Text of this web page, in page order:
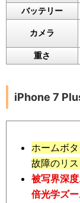
バッテリー
カメラ
重さ
iPhone 7
ホームボ
故障のリ
被写界深
倍光学ズ